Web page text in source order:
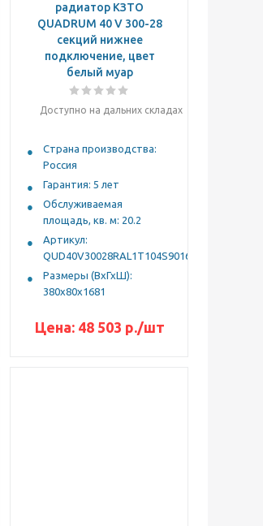
радиатор КЗТО
QUADRUM 40 V 300-28
секций нижнее
подключение, цвет
белый муар
Доступно на дальних складах
Страна производства:
Россия
Гарантия: 5 лет
Обслуживаемая
площадь, кв. м: 20.2
Артикул:
QUD40V30028RAL1Т104S9016
Размеры (ВхГхШ):
380х80х1681
Цена: 48 503 р./шт